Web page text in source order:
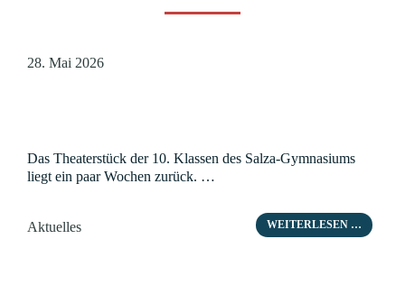
28. Mai 2026
Das Theaterstück der 10. Klassen des Salza-Gymnasiums
liegt ein paar Wochen zurück. …
WEITERLESEN …
Kategorien
Aktuelles